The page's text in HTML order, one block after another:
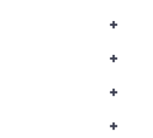
+
+
+
+